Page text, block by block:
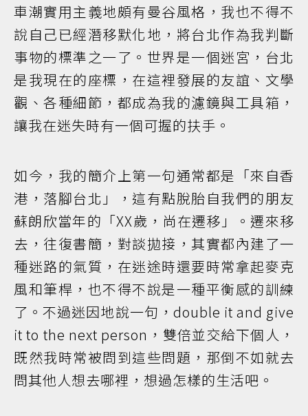
車潮實用主義地頗有曼谷風格，我也不得不
說自己已經潛移默化地，將台北作為我判斷
事物的標準之一了。世界是一個迷宮，台北
是我現在的座標，在這裡發展的友誼、文學
觀、各種細節，都成為我的濾鏡與工具箱，
讓我在迷失時有一個可握的扶手。
如今，我的簡介上第一句通常都是「來自香
港，落腳台北」，這有點脫胎自我們的朋友
蘇朗欣當年的「XX歲，尚在遷移」。遷來移
去，往復書簡，對談拋接，其實都內建了一
種迷路的氣質，在迷途時還要時常拿起麥克
風和筆桿，也不得不說是一種平衡感的訓練
了。不過迷因地說一句，double it and give
it to the next person，雙倍並交給下個人，
既然我時常被問到這些問題，那倒不如就去
問其他人想去哪裡，想過怎樣的生活吧。